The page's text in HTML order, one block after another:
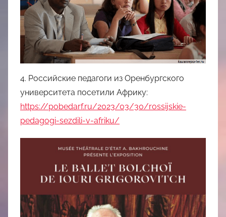
4. Российские педагоги из Оренбургского
университета посетили Африку:
https://pobedarf.ru/2023/03/30/rossijskie-
pedagogi-sezdili-v-afriku/